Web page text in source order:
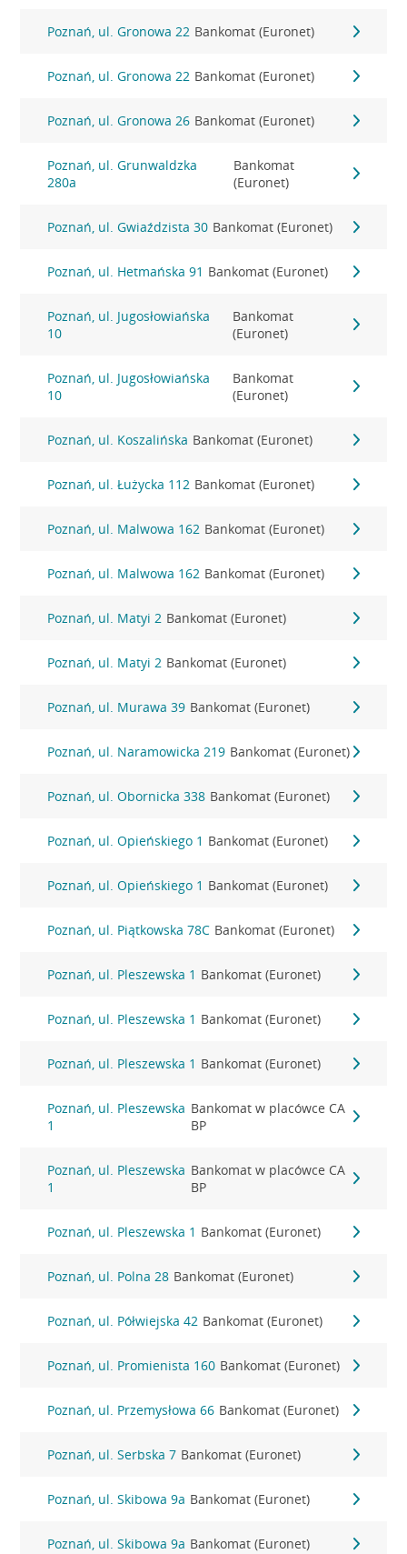
Poznań, ul. Gronowa 22 Bankomat (Euronet)
Poznań, ul. Gronowa 22 Bankomat (Euronet)
Poznań, ul. Gronowa 26 Bankomat (Euronet)
Poznań, ul. Grunwaldzka
280a
Bankomat
(Euronet)
Poznań, ul. Gwiaździsta 30 Bankomat (Euronet)
Poznań, ul. Hetmańska 91 Bankomat (Euronet)
Poznań, ul. Jugosłowiańska
10
Bankomat
(Euronet)
Poznań, ul. Jugosłowiańska
10
Bankomat
(Euronet)
Poznań, ul. Koszalińska Bankomat (Euronet)
Poznań, ul. Łużycka 112 Bankomat (Euronet)
Poznań, ul. Malwowa 162 Bankomat (Euronet)
Poznań, ul. Malwowa 162 Bankomat (Euronet)
Poznań, ul. Matyi 2 Bankomat (Euronet)
Poznań, ul. Matyi 2 Bankomat (Euronet)
Poznań, ul. Murawa 39 Bankomat (Euronet)
Poznań, ul. Naramowicka 219 Bankomat (Euronet)
Poznań, ul. Obornicka 338 Bankomat (Euronet)
Poznań, ul. Opieńskiego 1 Bankomat (Euronet)
Poznań, ul. Opieńskiego 1 Bankomat (Euronet)
Poznań, ul. Piątkowska 78C Bankomat (Euronet)
Poznań, ul. Pleszewska 1 Bankomat (Euronet)
Poznań, ul. Pleszewska 1 Bankomat (Euronet)
Poznań, ul. Pleszewska 1 Bankomat (Euronet)
Poznań, ul. Pleszewska
1
Bankomat w placówce CA
BP
Poznań, ul. Pleszewska
1
Bankomat w placówce CA
BP
Poznań, ul. Pleszewska 1 Bankomat (Euronet)
Poznań, ul. Polna 28 Bankomat (Euronet)
Poznań, ul. Półwiejska 42 Bankomat (Euronet)
Poznań, ul. Promienista 160 Bankomat (Euronet)
Poznań, ul. Przemysłowa 66 Bankomat (Euronet)
Poznań, ul. Serbska 7 Bankomat (Euronet)
Poznań, ul. Skibowa 9a Bankomat (Euronet)
Poznań, ul. Skibowa 9a Bankomat (Euronet)